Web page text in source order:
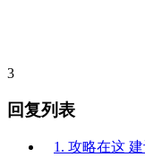
3
回复列表
1. 攻略在这